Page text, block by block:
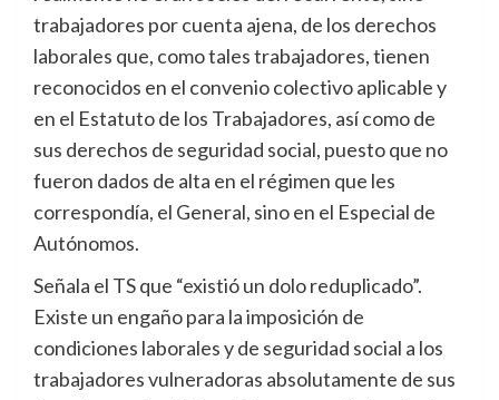
trabajadores por cuenta ajena, de los derechos
laborales que, como tales trabajadores, tienen
reconocidos en el convenio colectivo aplicable y
en el Estatuto de los Trabajadores, así como de
sus derechos de seguridad social, puesto que no
fueron dados de alta en el régimen que les
correspondía, el General, sino en el Especial de
Autónomos.
Señala el TS que “existió un dolo reduplicado”.
Existe un engaño para la imposición de
condiciones laborales y de seguridad social a los
trabajadores vulneradoras absolutamente de sus